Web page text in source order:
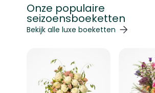
Onze populaire
seizoensboeketten
Navigeren door de elementen van
Druk om carrousel over te slaan
Bekijk alle luxe boeketten